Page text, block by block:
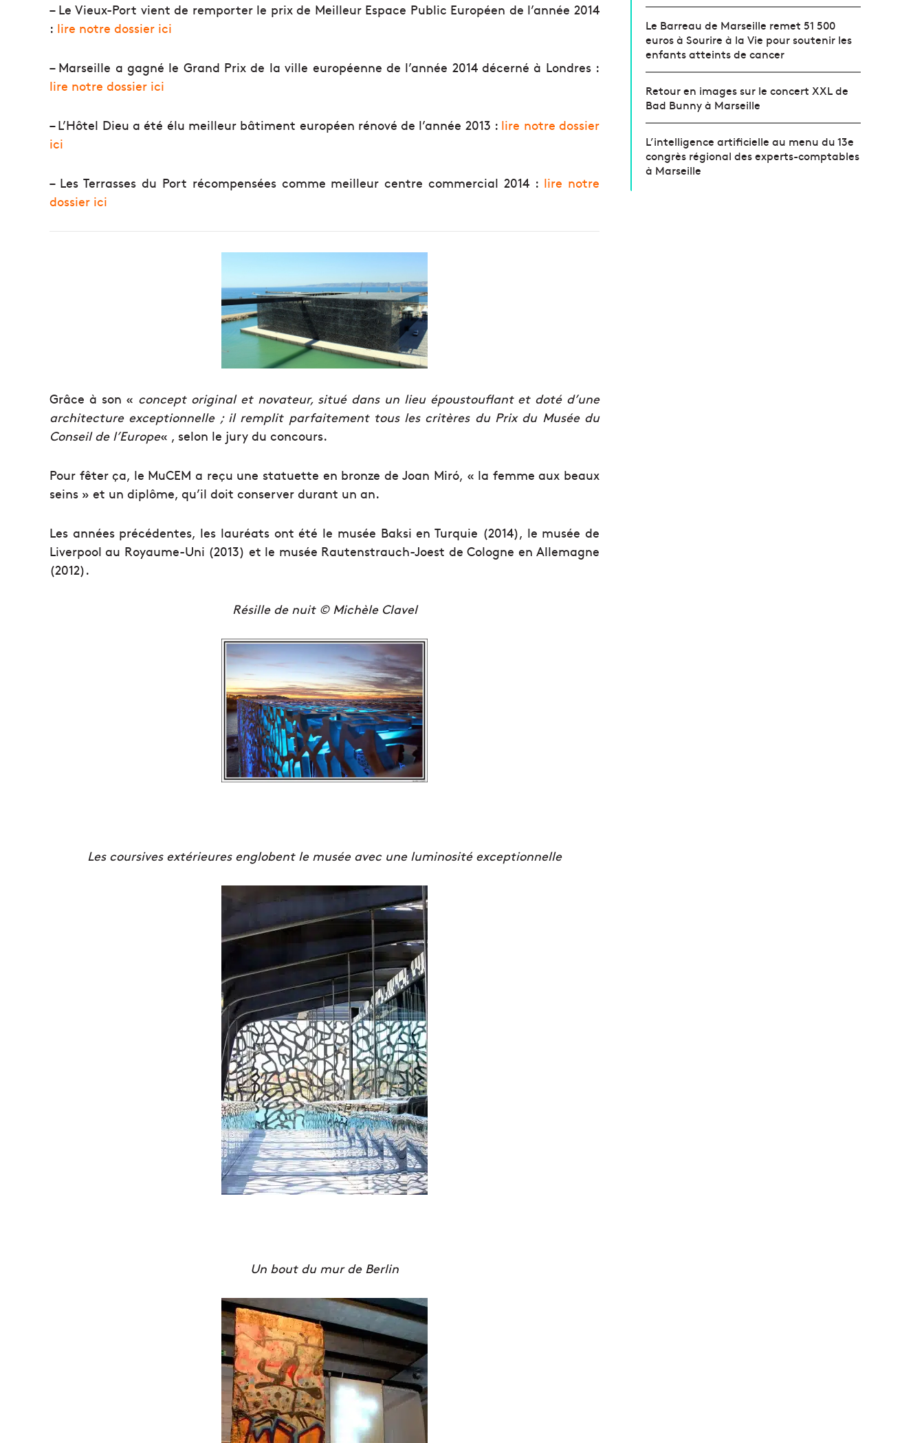
– Le Vieux-Port vient de remporter le prix de Meilleur Espace Public Européen de l’année 2014
: lire notre dossier ici
– Marseille a gagné le Grand Prix de la ville européenne de l’année 2014 décerné à Londres :
lire notre dossier ici
– L’Hôtel Dieu a été élu meilleur bâtiment européen rénové de l’année 2013 : lire notre dossier
ici
– Les Terrasses du Port récompensées comme meilleur centre commercial 2014 : lire notre
dossier ici
Grâce à son « concept original et novateur, situé dans un lieu époustouflant et doté d’une
architecture exceptionnelle ; il remplit parfaitement tous les critères du Prix du Musée du
Conseil de l’Europe« , selon le jury du concours.
Pour fêter ça, le MuCEM a reçu une statuette en bronze de Joan Miró, « la femme aux beaux
seins » et un diplôme, qu’il doit conserver durant un an.
Les années précédentes, les lauréats ont été le musée Baksi en Turquie (2014), le musée de
Liverpool au Royaume-Uni (2013) et le musée Rautenstrauch-Joest de Cologne en Allemagne
(2012).
Résille de nuit © Michèle Clavel
Les coursives extérieures englobent le musée avec une luminosité exceptionnelle
Un bout du mur de Berlin
Le Barreau de Marseille remet 51 500
euros à Sourire à la Vie pour soutenir les
enfants atteints de cancer
Retour en images sur le concert XXL de
Bad Bunny à Marseille
L’intelligence artificielle au menu du 13e
congrès régional des experts-comptables
à Marseille